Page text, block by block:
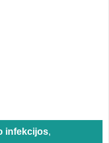
infekcijos,